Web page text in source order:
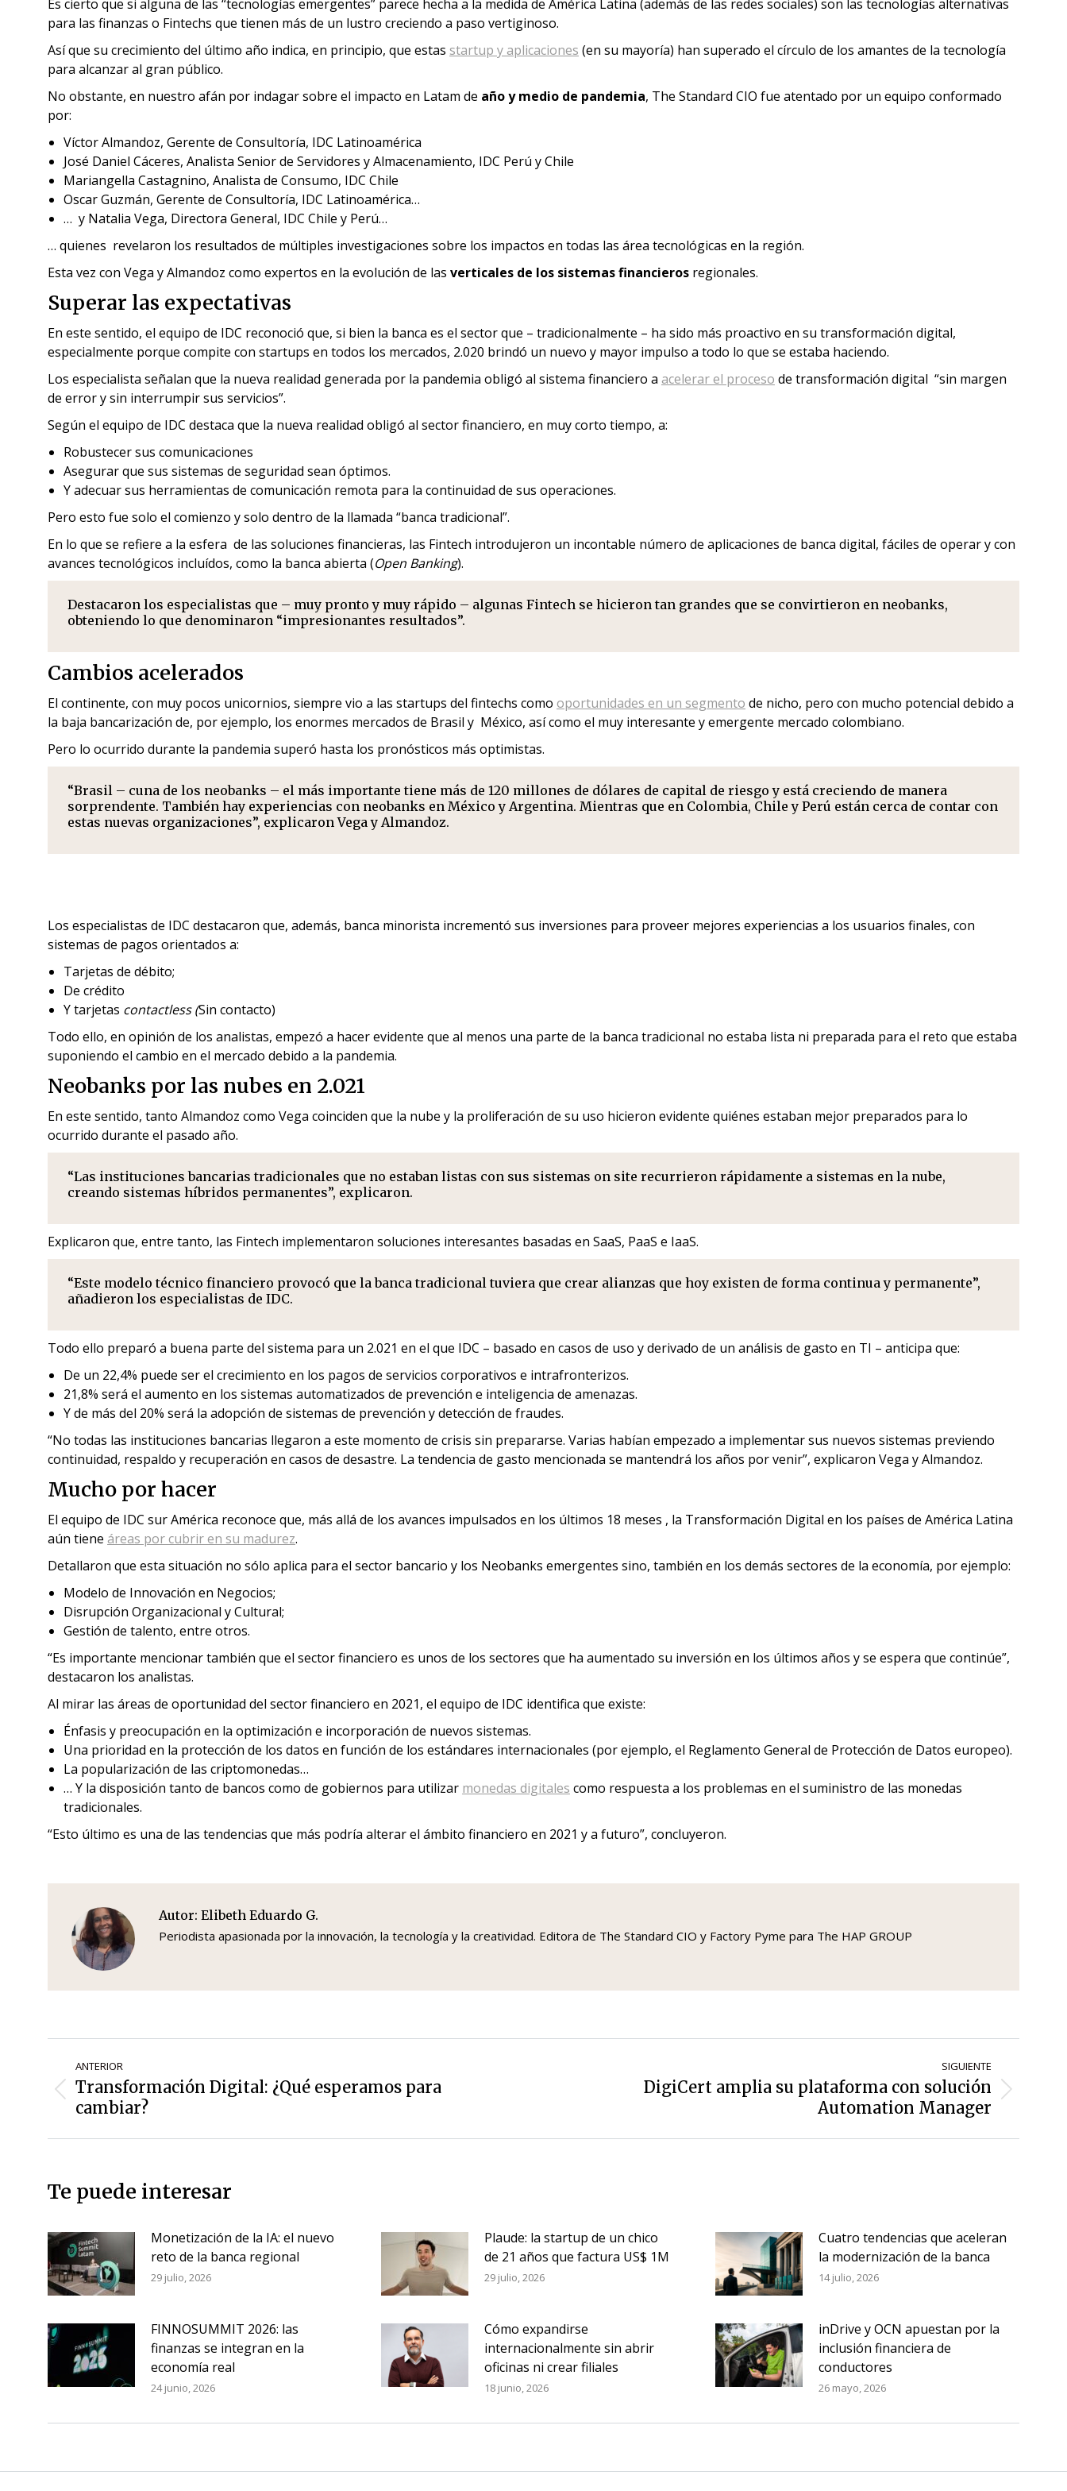
Es cierto que si alguna de las “tecnologías emergentes” parece hecha a la medida de América Latina (además de las redes sociales) son las tecnologías alternativas
para las finanzas o Fintechs que tienen más de un lustro creciendo a paso vertiginoso.
Así que su crecimiento del último año indica, en principio, que estas startup y aplicaciones (en su mayoría) han superado el círculo de los amantes de la tecnología
para alcanzar al gran público.
No obstante, en nuestro afán por indagar sobre el impacto en Latam de año y medio de pandemia, The Standard CIO fue atentado por un equipo conformado
por:
Víctor Almandoz, Gerente de Consultoría, IDC Latinoamérica
José Daniel Cáceres, Analista Senior de Servidores y Almacenamiento, IDC Perú y Chile
Mariangella Castagnino, Analista de Consumo, IDC Chile
Oscar Guzmán, Gerente de Consultoría, IDC Latinoamérica…
… y Natalia Vega, Directora General, IDC Chile y Perú…
… quienes revelaron los resultados de múltiples investigaciones sobre los impactos en todas las área tecnológicas en la región.
Esta vez con Vega y Almandoz como expertos en la evolución de las verticales de los sistemas financieros regionales.
Superar las expectativas
En este sentido, el equipo de IDC reconoció que, si bien la banca es el sector que – tradicionalmente – ha sido más proactivo en su transformación digital,
especialmente porque compite con startups en todos los mercados, 2.020 brindó un nuevo y mayor impulso a todo lo que se estaba haciendo.
Los especialista señalan que la nueva realidad generada por la pandemia obligó al sistema financiero a acelerar el proceso de transformación digital “sin margen
de error y sin interrumpir sus servicios”.
Según el equipo de IDC destaca que la nueva realidad obligó al sector financiero, en muy corto tiempo, a:
Robustecer sus comunicaciones
Asegurar que sus sistemas de seguridad sean óptimos.
Y adecuar sus herramientas de comunicación remota para la continuidad de sus operaciones.
Pero esto fue solo el comienzo y solo dentro de la llamada “banca tradicional”.
En lo que se refiere a la esfera de las soluciones financieras, las Fintech introdujeron un incontable número de aplicaciones de banca digital, fáciles de operar y con
avances tecnológicos incluídos, como la banca abierta (Open Banking).
Destacaron los especialistas que – muy pronto y muy rápido – algunas Fintech se hicieron tan grandes que se convirtieron en neobanks,
obteniendo lo que denominaron “impresionantes resultados”.
Cambios acelerados
El continente, con muy pocos unicornios, siempre vio a las startups del fintechs como oportunidades en un segmento de nicho, pero con mucho potencial debido a
la baja bancarización de, por ejemplo, los enormes mercados de Brasil y México, así como el muy interesante y emergente mercado colombiano.
Pero lo ocurrido durante la pandemia superó hasta los pronósticos más optimistas.
“Brasil – cuna de los neobanks – el más importante tiene más de 120 millones de dólares de capital de riesgo y está creciendo de manera
sorprendente. También hay experiencias con neobanks en México y Argentina. Mientras que en Colombia, Chile y Perú están cerca de contar con
estas nuevas organizaciones”, explicaron Vega y Almandoz.
Los especialistas de IDC destacaron que, además, banca minorista incrementó sus inversiones para proveer mejores experiencias a los usuarios finales, con
sistemas de pagos orientados a:
Tarjetas de débito;
De crédito
Y tarjetas contactless (Sin contacto)
Todo ello, en opinión de los analistas, empezó a hacer evidente que al menos una parte de la banca tradicional no estaba lista ni preparada para el reto que estaba
suponiendo el cambio en el mercado debido a la pandemia.
Neobanks por las nubes en 2.021
En este sentido, tanto Almandoz como Vega coinciden que la nube y la proliferación de su uso hicieron evidente quiénes estaban mejor preparados para lo
ocurrido durante el pasado año.
“Las instituciones bancarias tradicionales que no estaban listas con sus sistemas on site recurrieron rápidamente a sistemas en la nube,
creando sistemas híbridos permanentes”, explicaron.
Explicaron que, entre tanto, las Fintech implementaron soluciones interesantes basadas en SaaS, PaaS e IaaS.
“Este modelo técnico financiero provocó que la banca tradicional tuviera que crear alianzas que hoy existen de forma continua y permanente”,
añadieron los especialistas de IDC.
Todo ello preparó a buena parte del sistema para un 2.021 en el que IDC – basado en casos de uso y derivado de un análisis de gasto en TI – anticipa que:
De un 22,4% puede ser el crecimiento en los pagos de servicios corporativos e intrafronterizos.
21,8% será el aumento en los sistemas automatizados de prevención e inteligencia de amenazas.
Y de más del 20% será la adopción de sistemas de prevención y detección de fraudes.
“No todas las instituciones bancarias llegaron a este momento de crisis sin prepararse. Varias habían empezado a implementar sus nuevos sistemas previendo
continuidad, respaldo y recuperación en casos de desastre. La tendencia de gasto mencionada se mantendrá los años por venir”, explicaron Vega y Almandoz.
Mucho por hacer
El equipo de IDC sur América reconoce que, más allá de los avances impulsados en los últimos 18 meses , la Transformación Digital en los países de América Latina
aún tiene áreas por cubrir en su madurez.
Detallaron que esta situación no sólo aplica para el sector bancario y los Neobanks emergentes sino, también en los demás sectores de la economía, por ejemplo:
Modelo de Innovación en Negocios;
Disrupción Organizacional y Cultural;
Gestión de talento, entre otros.
“Es importante mencionar también que el sector financiero es unos de los sectores que ha aumentado su inversión en los últimos años y se espera que continúe”,
destacaron los analistas.
Al mirar las áreas de oportunidad del sector financiero en 2021, el equipo de IDC identifica que existe:
Énfasis y preocupación en la optimización e incorporación de nuevos sistemas.
Una prioridad en la protección de los datos en función de los estándares internacionales (por ejemplo, el Reglamento General de Protección de Datos europeo).
La popularización de las criptomonedas…
… Y la disposición tanto de bancos como de gobiernos para utilizar monedas digitales como respuesta a los problemas en el suministro de las monedas
tradicionales.
“Esto último es una de las tendencias que más podría alterar el ámbito financiero en 2021 y a futuro”, concluyeron.
Autor: Elibeth Eduardo G.
Periodista apasionada por la innovación, la tecnología y la creatividad. Editora de The Standard CIO y Factory Pyme para The HAP GROUP
de
entradas
ANTERIOR
Entrada
anterior:
Transformación Digital: ¿Qué esperamos para
cambiar?
SIGUIENTE
DigiCert amplia su plataforma con solución
Automation Manager
Te puede interesar
Monetización de la IA: el nuevo
reto de la banca regional
29 julio, 2026
Plaude: la startup de un chico
de 21 años que factura US$ 1M
29 julio, 2026
Cuatro tendencias que aceleran
la modernización de la banca
14 julio, 2026
FINNOSUMMIT 2026: las
finanzas se integran en la
economía real
24 junio, 2026
Cómo expandirse
internacionalmente sin abrir
oficinas ni crear filiales
18 junio, 2026
inDrive y OCN apuestan por la
inclusión financiera de
conductores
26 mayo, 2026